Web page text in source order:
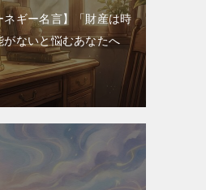
ネギー名言】「財産は時
がないと悩むあなたへ